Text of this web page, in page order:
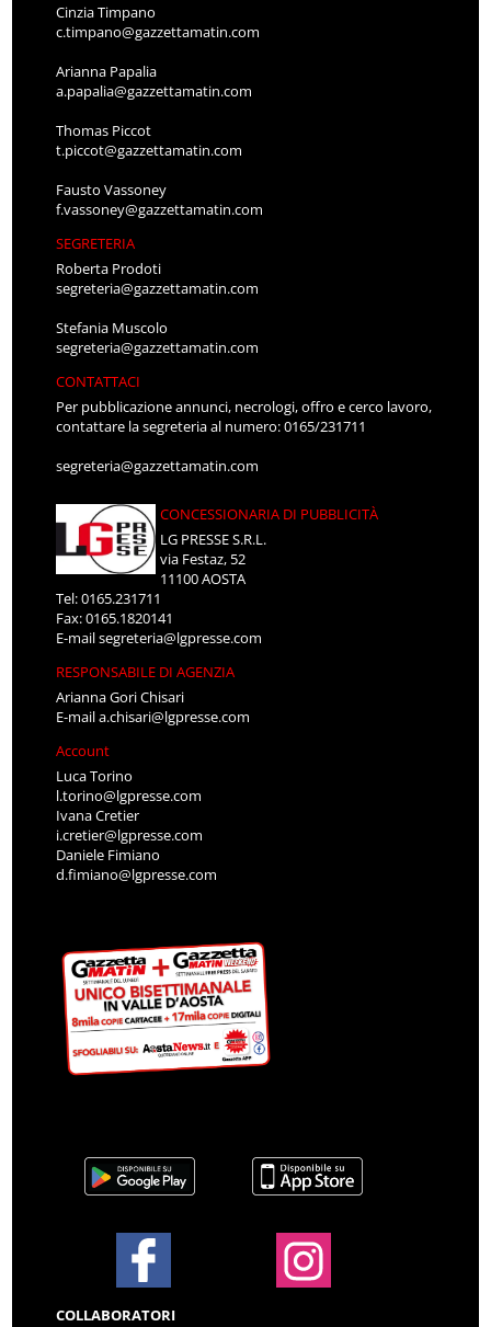
Cinzia Timpano
c.timpano@gazzettamatin.com
Arianna Papalia
a.papalia@gazzettamatin.com
Thomas Piccot
t.piccot@gazzettamatin.com
Fausto Vassoney
f.vassoney@gazzettamatin.com
SEGRETERIA
Roberta Prodoti
segreteria@gazzettamatin.com
Stefania Muscolo
segreteria@gazzettamatin.com
CONTATTACI
Per pubblicazione annunci, necrologi, offro e cerco lavoro,
contattare la segreteria al numero: 0165/231711
segreteria@gazzettamatin.com
CONCESSIONARIA DI PUBBLICITÀ
LG PRESSE S.R.L.
via Festaz, 52
11100 AOSTA
Tel: 0165.231711
Fax: 0165.1820141
E-mailsegreteria@lgpresse.com
RESPONSABILE DI AGENZIA
Arianna Gori Chisari
E-maila.chisari@lgpresse.com
Account
Luca Torino
l.torino@lgpresse.com
Ivana Cretier
i.cretier@lgpresse.com
Daniele Fimiano
d.fimiano@lgpresse.com
COLLABORATORI